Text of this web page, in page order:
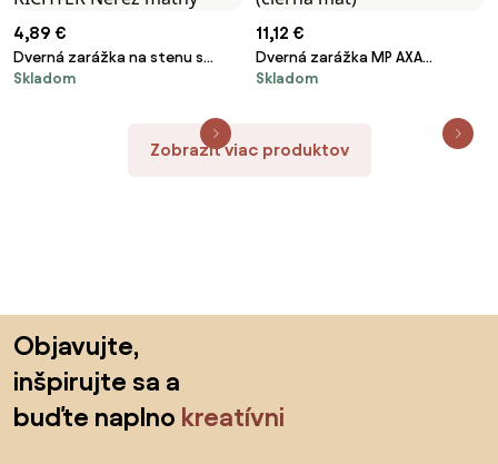
4,89 €
Dverná zarážka na stenu s
gumovým zakončením RICHTER
Skladom
11,12 €
Dverná zarážka MP AXA
korytnačka - FS45 (BS - Čierna
Skladom
Zobraziť viac produktov
Objavujte,
inšpirujte sa a
buďte naplno kreatívni